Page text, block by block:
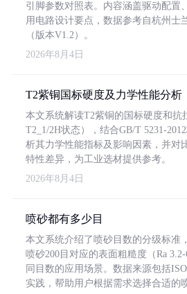
引脚参数对照表。内容涵盖驱动配置
用电路设计要点，数据参考自杭州士
（版本V1.2）。
2026年8月4日
T2紫铜国标硬度及力学性能分析
本文系统解读T2紫铜的国标硬度和抗
T2_1/2H状态），结合GB/T 5231-
析其力学性能指标及影响因素，并对
特性差异，为工业选材提供参考。
2026年8月4日
喷砂都有多少目
本文系统介绍了喷砂目数的分级标准
喷砂200目对应的表面粗糙度（Ra
同目数的应用场景。数据来源包括
实践，帮助用户根据需求选择合适的